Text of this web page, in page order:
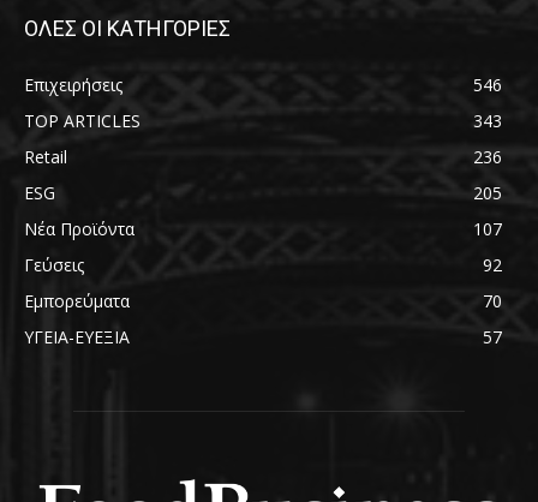
ΟΛΕΣ ΟΙ ΚΑΤΗΓΟΡΙΕΣ
Επιχειρήσεις
546
TOP ARTICLES
343
Retail
236
ESG
205
Νέα Προϊόντα
107
Γεύσεις
92
Εμπορεύματα
70
ΥΓΕΙΑ-ΕΥΕΞΙΑ
57